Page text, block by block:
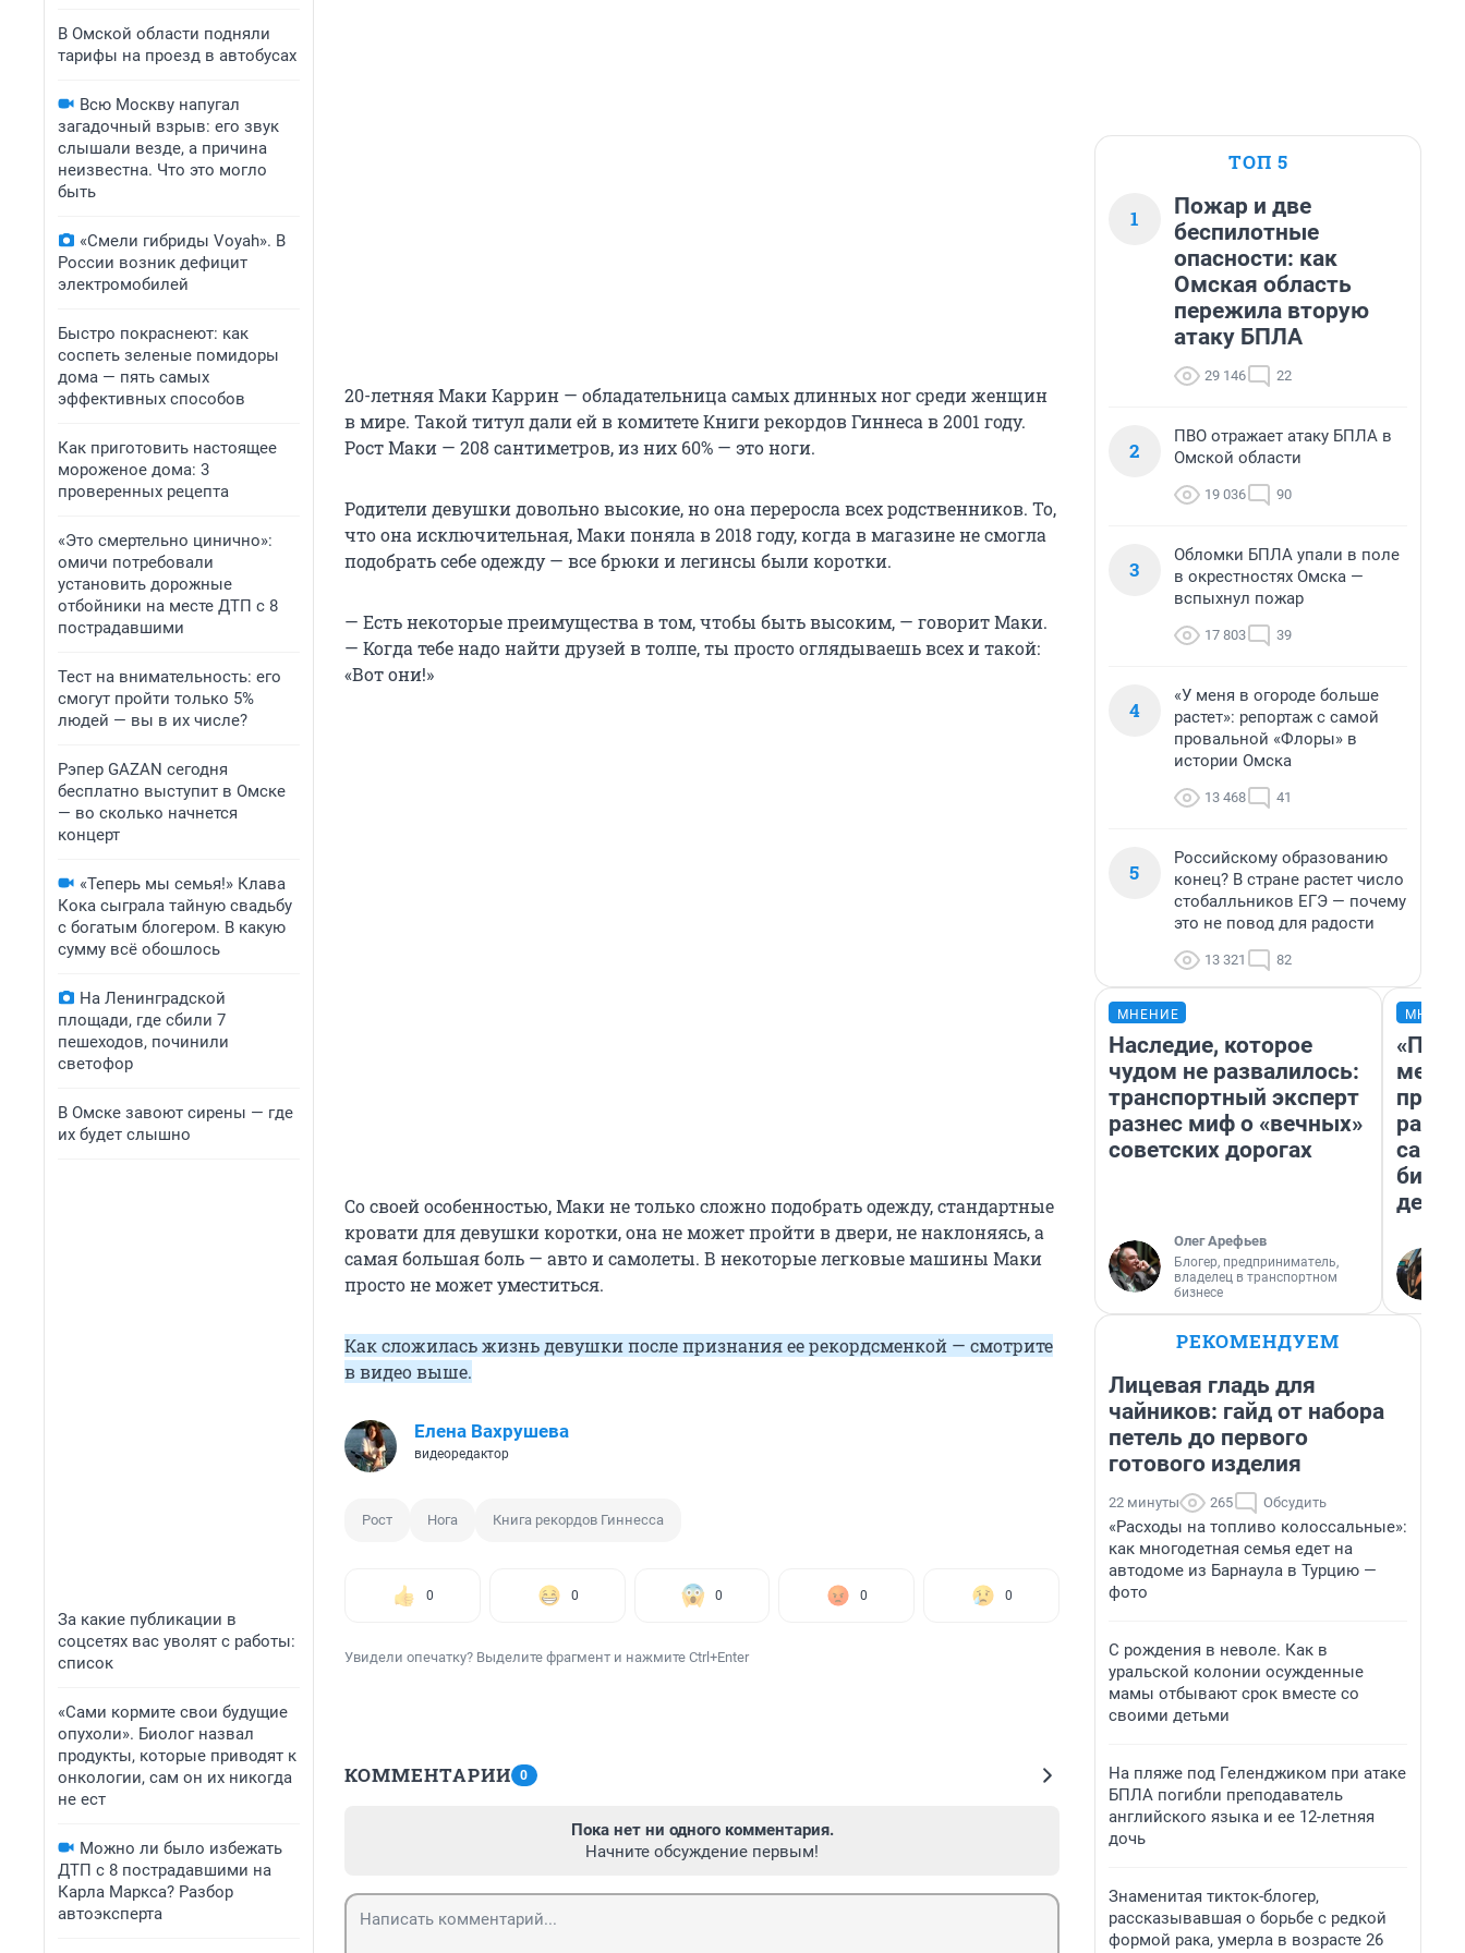
В Омской области подняли
тарифы на проезд в автобусах
Всю Москву напугал
загадочный взрыв: его звук
слышали везде, а причина
неизвестна. Что это могло
быть
«Смели гибриды Voyah». В
России возник дефицит
электромобилей
Быстро покраснеют: как
соспеть зеленые помидоры
дома — пять самых
эффективных способов
Как приготовить настоящее
мороженое дома: 3
проверенных рецепта
«Это смертельно цинично»:
омичи потребовали
установить дорожные
отбойники на месте ДТП с 8
пострадавшими
Тест на внимательность: его
смогут пройти только 5%
людей — вы в их числе?
Рэпер GAZAN сегодня
бесплатно выступит в Омске
— во сколько начнется
концерт
«Теперь мы семья!» Клава
Кока сыграла тайную свадьбу
с богатым блогером. В какую
сумму всё обошлось
На Ленинградской
площади, где сбили 7
пешеходов, починили
светофор
В Омске завоют сирены — где
их будет слышно
За какие публикации в
соцсетях вас уволят с работы:
список
«Сами кормите свои будущие
опухоли». Биолог назвал
продукты, которые приводят к
онкологии, сам он их никогда
не ест
Можно ли было избежать
ДТП с 8 пострадавшими на
Карла Маркса? Разбор
автоэксперта
20-летняя Маки Каррин — обладательница самых длинных ног среди женщин
в мире. Такой титул дали ей в комитете Книги рекордов Гиннеса в 2001 году.
Рост Маки — 208 сантиметров, из них 60% — это ноги.
Родители девушки довольно высокие, но она переросла всех родственников. То,
что она исключительная, Маки поняла в 2018 году, когда в магазине не смогла
подобрать себе одежду — все брюки и легинсы были коротки.
— Есть некоторые преимущества в том, чтобы быть высоким, — говорит Маки.
— Когда тебе надо найти друзей в толпе, ты просто оглядываешь всех и такой:
«Вот они!»
Со своей особенностью, Маки не только сложно подобрать одежду, стандартные
кровати для девушки коротки, она не может пройти в двери, не наклоняясь, а
самая большая боль — авто и самолеты. В некоторые легковые машины Маки
просто не может уместиться.
Как сложилась жизнь девушки после признания ее рекордсменкой — смотрите
в видео выше.
Елена Вахрушева
видеоредактор
Рост Нога Книга рекордов Гиннесса
0 0 0 0 0
Увидели опечатку? Выделите фрагмент и нажмите Ctrl+Enter
КОММЕНТАРИИ 0
Пока нет ни одного комментария.
Начните обсуждение первым!
ТОП 5
1
Пожар и две
беспилотные
опасности: как
Омская область
пережила вторую
атаку БПЛА
29 146 22
2
ПВО отражает атаку БПЛА в
Омской области
19 036 90
3
Обломки БПЛА упали в поле
в окрестностях Омска —
вспыхнул пожар
17 803 39
4
«У меня в огороде больше
растет»: репортаж с самой
провальной «Флоры» в
истории Омска
13 468 41
5
Российскому образованию
конец? В стране растет число
стобалльников ЕГЭ — почему
это не повод для радости
13 321 82
МНЕНИЕ
Наследие, которое
чудом не развалилось:
транспортный эксперт
разнес миф о «вечных»
советских дорогах
Олег Арефьев
Блогер, предприниматель,
владелец в транспортном
бизнесе
РЕКОМЕНДУЕМ
Лицевая гладь для
чайников: гайд от набора
петель до первого
готового изделия
22 минуты 265 Обсудить
«Расходы на топливо колоссальные»:
как многодетная семья едет на
автодоме из Барнаула в Турцию —
фото
С рождения в неволе. Как в
уральской колонии осужденные
мамы отбывают срок вместе со
своими детьми
На пляже под Геленджиком при атаке
БПЛА погибли преподаватель
английского языка и ее 12-летняя
дочь
Знаменитая тикток-блогер,
рассказывавшая о борьбе с редкой
формой рака, умерла в возрасте 26